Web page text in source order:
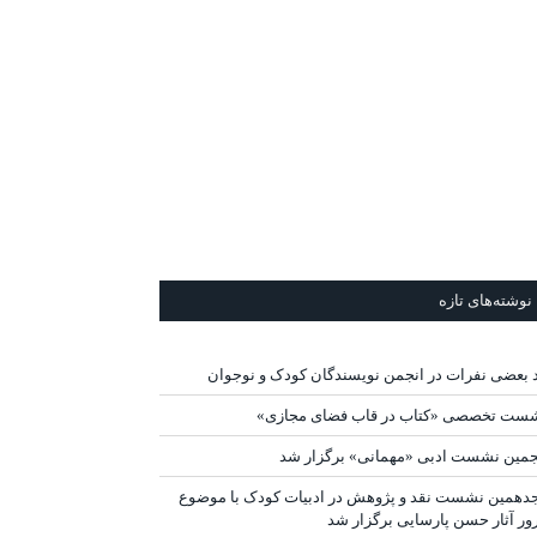
نوشته‌های تازه
بعضی نفرات در انجمن نویسندگان کودک و نوجوان
تخصصی «کتاب در قاب فضای مجازی»
نشست ادبی «مهمانی» برگزار شد
نشست نقد و پژوهش در ادبیات کودک با موضوع
آثار حسن پارسایی برگزار شد